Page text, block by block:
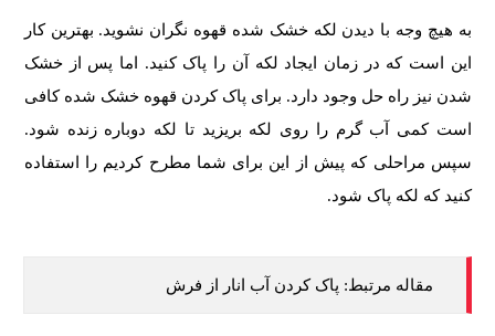
به هیچ وجه با دیدن لکه خشک شده قهوه نگران نشوید. بهترین کار
این است که در زمان ایجاد لکه آن را پاک کنید. اما پس از خشک
شدن نیز راه حل وجود دارد. برای پاک کردن قهوه خشک شده کافی
است کمی آب گرم را روی لکه بریزید تا لکه دوباره زنده شود.
سپس مراحلی که پیش از این برای شما مطرح کردیم را استفاده
کنید که لکه پاک شود.
مقاله مرتبط: پاک کردن آب انار از فرش